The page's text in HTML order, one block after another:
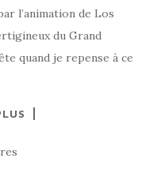
l’animation de Los
du Grand
quand je repense à ce